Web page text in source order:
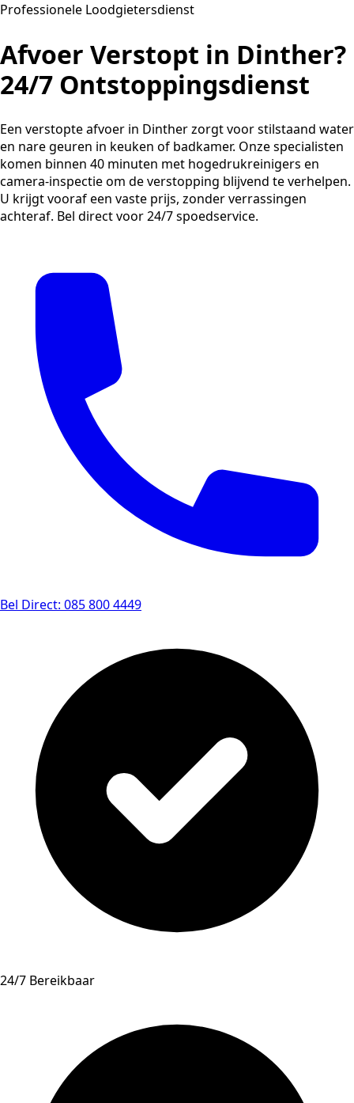
Professionele Loodgietersdienst
Afvoer Verstopt in Dinther?
24/7 Ontstoppingsdienst
Een verstopte afvoer in Dinther zorgt voor stilstaand water
en nare geuren in keuken of badkamer. Onze specialisten
komen binnen 40 minuten met hogedrukreinigers en
camera-inspectie om de verstopping blijvend te verhelpen.
U krijgt vooraf een vaste prijs, zonder verrassingen
achteraf. Bel direct voor 24/7 spoedservice.
Bel Direct: 085 800 4449
24/7 Bereikbaar